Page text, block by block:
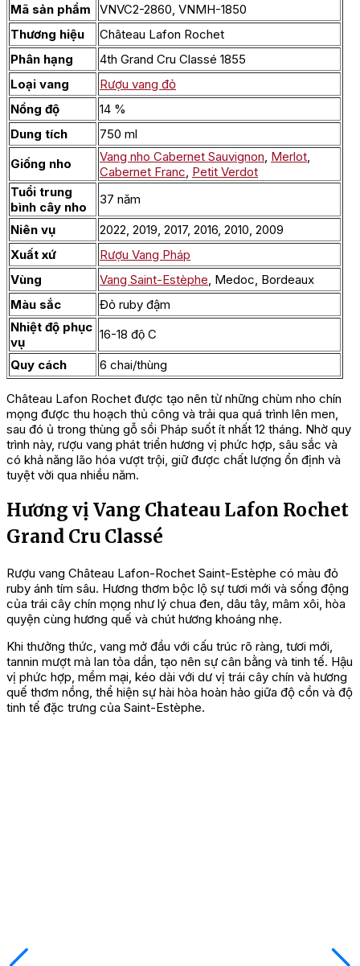
Mã sản phẩm
VNVC2-2860, VNMH-1850
Thương hiệu
Château Lafon Rochet
Phân hạng
4th Grand Cru Classé 1855
Loại vang
Rượu vang đỏ
Nồng độ
14 %
Dung tích
750 ml
Giống nho
Vang nho Cabernet Sauvignon Merlot
Cabernet Franc Petit Verdot
Tuổi trung
bình cây nho
37 năm
Niên vụ
2022, 2019, 2017, 2016, 2010, 2009
Xuất xứ
Rượu Vang Pháp
Vùng
Vang Saint-Estèphe , Medoc, Bordeaux
Màu sắc
Đỏ ruby đậm
Nhiệt độ phục
vụ
16-18 độ C
Quy cách
6 chai/thùng
Château Lafon Rochet được tạo nên từ những chùm nho chín
mọng được thu hoạch thủ công và trải qua quá trình lên men,
sau đó ủ trong thùng gỗ sồi Pháp suốt ít nhất 12 tháng. Nhờ quy
trình này, rượu vang phát triển hương vị phức hợp, sâu sắc và
có khả năng lão hóa vượt trội, giữ được chất lượng ổn định và
tuyệt vời qua nhiều năm.
Hương vị Vang Chateau Lafon Rochet
Grand Cru Classé
Rượu vang Château Lafon-Rochet Saint-Estèphe có màu đỏ
ruby ánh tím sâu. Hương thơm bộc lộ sự tươi mới và sống động
của trái cây chín mọng như lý chua đen, dâu tây, mâm xôi, hòa
quyện cùng hương quế và chút hương khoáng nhẹ.
Khi thưởng thức, vang mở đầu với cấu trúc rõ ràng, tươi mới,
tannin mượt mà lan tỏa dần, tạo nên sự cân bằng và tinh tế. Hậu
vị phức hợp, mềm mại, kéo dài với dư vị trái cây chín và hương
quế thơm nồng, thể hiện sự hài hòa hoàn hảo giữa độ cồn và độ
tinh tế đặc trưng của Saint-Estèphe.